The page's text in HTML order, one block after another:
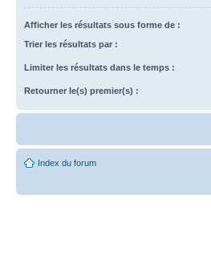
Afficher les résultats sous forme de :
Trier les résultats par :
Limiter les résultats dans le temps :
Retourner le(s) premier(s) :
Index du forum